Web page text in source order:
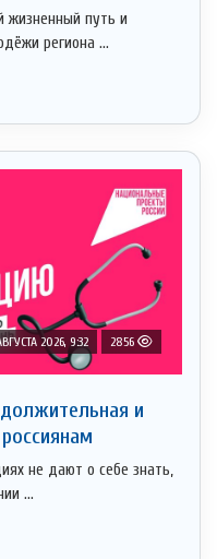
жизненный путь и
региона ...
2026, 9:32 2856
и
не дают о себе знать,
...